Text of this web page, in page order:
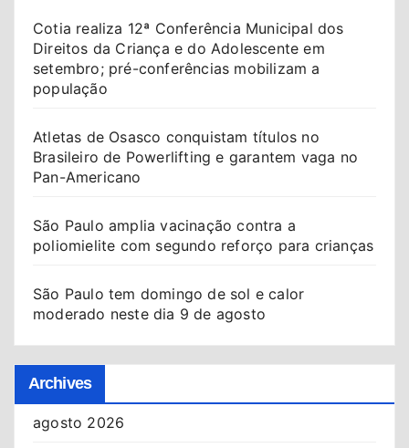
Cotia realiza 12ª Conferência Municipal dos
Direitos da Criança e do Adolescente em
setembro; pré-conferências mobilizam a
população
Atletas de Osasco conquistam títulos no
Brasileiro de Powerlifting e garantem vaga no
Pan-Americano
São Paulo amplia vacinação contra a
poliomielite com segundo reforço para crianças
São Paulo tem domingo de sol e calor
moderado neste dia 9 de agosto
Archives
agosto 2026